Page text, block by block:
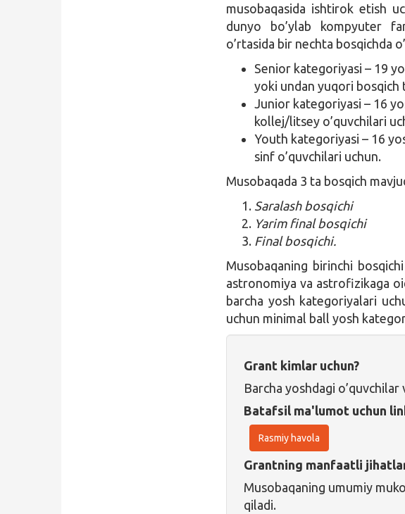
musobaqasida ishtirok etish
dunyo bo’ylab kompyuter
o’rtasida bir nechta bosqichda
Senior kategoriyasi – 19
yoki undan yuqori bosqich
Junior kategoriyasi – 16
kollej/litsey o’quvchilari
Youth kategoriyasi – 16
sinf o’quvchilari uchun.
Musobaqada 3 ta bosqich
Saralash bosqichi
Yarim final bosqichi
Final bosqichi.
Musobaqaning birinchi
astronomiya va astrofizikaga
barcha yosh kategoriyalari
uchun minimal ball yosh
Grant kimlar uchun?
Barcha yoshdagi
Batafsil ma'lumot uchun
Rasmiy havola
Grantning manfaatli
Musobaqaning umumiy
qiladi.